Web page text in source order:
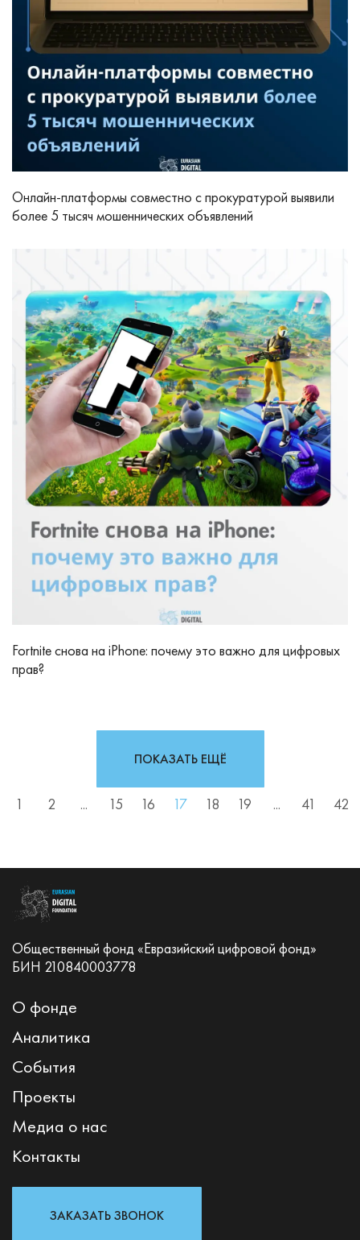
Онлайн-платформы совместно с прокуратурой выявили
более 5 тысяч мошеннических объявлений
Fortnite снова на iPhone: почему это важно для цифровых
прав?
1 2 ... 15 16 17 18 19 ... 41 42
ПОКАЗАТЬ ЕЩЁ
Общественный фонд «Евразийский цифровой фонд»
БИН 210840003778
О фонде
Аналитика
События
Проекты
Медиа о нас
Контакты
ЗАКАЗАТЬ ЗВОНОК